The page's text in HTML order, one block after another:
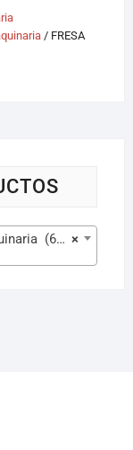
/ FRESA
×
(629)